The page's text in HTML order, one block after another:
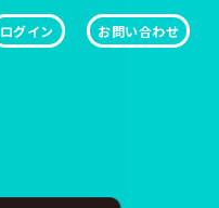
ログイン お問い合わせ